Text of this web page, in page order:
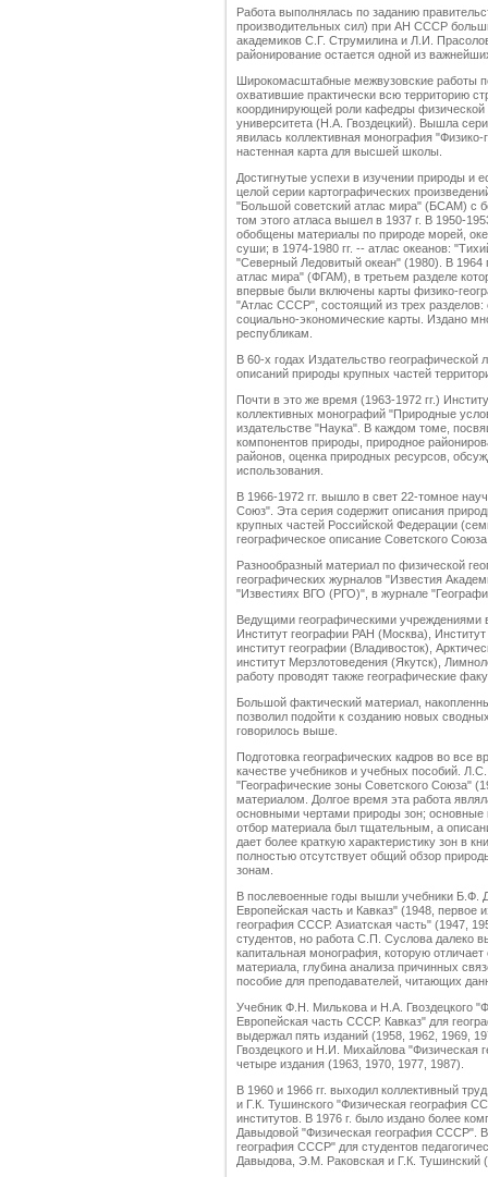
Работа выполнялась по заданию
производительных сил) при АН СССР
академиков С.Г. Струмилина и Л.И.
районирование остается одной из
Широкомасштабные межвузовские работы
охватившие практически всю территорию
координирующей роли кафедры физической
университета (Н.А. Гвоздецкий). Вышла
явилась коллективная монография
настенная карта для высшей школы.
Достигнутые успехи в изучении природы и
целой серии картографических
"Большой советский атлас мира" (БСАМ) с
том этого атласа вышел в 1937 г. В 1950-
обобщены материалы по природе морей,
суши; в 1974-1980 гг. -- атлас океанов:
"Северный Ледовитый океан" (1980). В 1964
атлас мира" (ФГАМ), в третьем разделе
впервые были включены карты физико-
"Атлас СССР", состоящий из трех
социально-экономические карты. Издано
республикам.
В 60-х годах Издательство
описаний природы крупных частей
Почти в это же время (1963-1972 гг.)
коллективных монографий "Природные
издательстве "Наука". В каждом томе,
компонентов природы, природное
районов, оценка природных ресурсов,
использования.
В 1966-1972 гг. вышло в свет 22-томное
Союз". Эта серия содержит описания
крупных частей Российской Федерации
географическое описание Советского
Разнообразный материал по физической
географических журналов "Известия
"Известиях ВГО (РГО)", в журнале
Ведущими географическими
Институт географии РАН (Москва),
институт географии (Владивосток),
институт Мерзлотоведения (Якутск),
работу проводят также географические
Большой фактический материал,
позволил подойти к созданию новых
говорилось выше.
Подготовка географических кадров во все
качестве учебников и учебных пособий.
"Географические зоны Советского Союза"
материалом. Долгое время эта работа
основными чертами природы зон; основные
отбор материала был тщательным, а
дает более краткую характеристику зон в
полностью отсутствует общий обзор
зонам.
В послевоенные годы вышли учебники Б.Ф.
Европейская часть и Кавказ" (1948,
география СССР. Азиатская часть" (1947,
студентов, но работа С.П. Суслова далеко
капитальная монография, которую
материала, глубина анализа причинных
пособие для преподавателей, читающих
Учебник Ф.Н. Милькова и Н.А. Гвоздецкого
Европейская часть СССР. Кавказ" для
выдержал пять изданий (1958, 1962, 1969,
Гвоздецкого и Н.И. Михайлова
четыре издания (1963, 1970, 1977, 1987).
В 1960 и 1966 гг. выходил коллективный
и Г.К. Тушинского "Физическая география
институтов. В 1976 г. было издано более
Давыдовой "Физическая география СССР".
география СССР" для студентов
Давыдова, Э.М. Раковская и Г.К. Тушинский